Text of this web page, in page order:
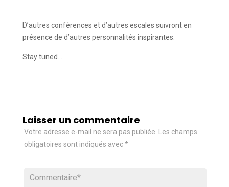
D’autres conférences et d’autres escales suivront en
présence de d’autres personnalités inspirantes.
Stay tuned…
Laisser un commentaire
Votre adresse e-mail ne sera pas publiée.
Les champs
obligatoires sont indiqués avec*